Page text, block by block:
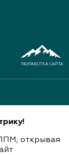
РАЗРАБОТКА САЙТА
открывая